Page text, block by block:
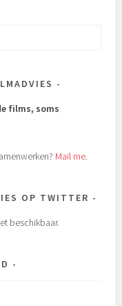
films, soms
Mail me.
OP TWITTER
beschikbaar.